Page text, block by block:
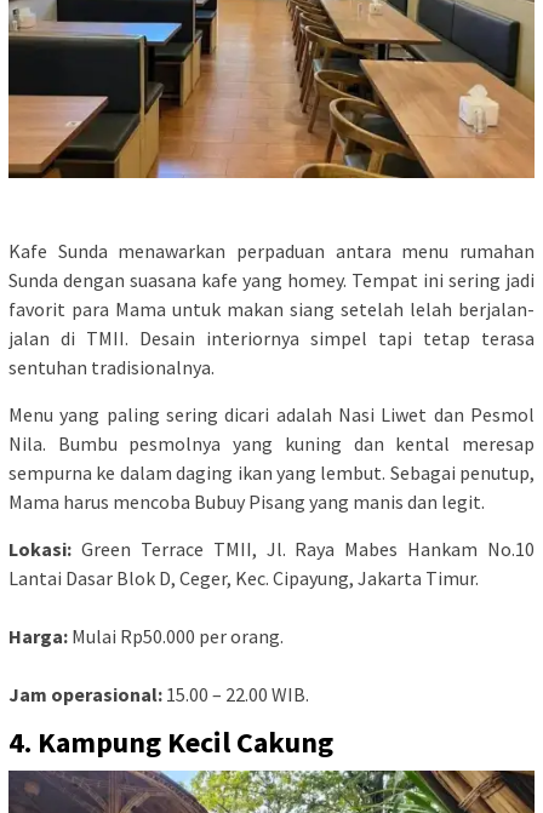
Kafe Sunda menawarkan perpaduan antara menu rumahan
Sunda dengan suasana kafe yang homey. Tempat ini sering jadi
favorit para Mama untuk makan siang setelah lelah berjalan-
jalan di TMII. Desain interiornya simpel tapi tetap terasa
sentuhan tradisionalnya.
Menu yang paling sering dicari adalah Nasi Liwet dan Pesmol
Nila. Bumbu pesmolnya yang kuning dan kental meresap
sempurna ke dalam daging ikan yang lembut. Sebagai penutup,
Mama harus mencoba Bubuy Pisang yang manis dan legit.
Lokasi: Green Terrace TMII, Jl. Raya Mabes Hankam No.10
Lantai Dasar Blok D, Ceger, Kec. Cipayung, Jakarta Timur.
Harga: Mulai Rp50.000 per orang.
Jam operasional: 15.00 – 22.00 WIB.
4. Kampung Kecil Cakung